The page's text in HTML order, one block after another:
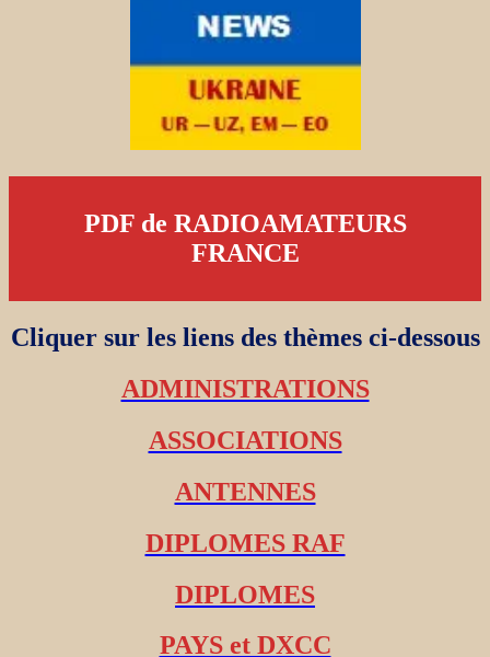
PDF de RADIOAMATEURS
FRANCE
Cliquer sur les liens des thèmes ci-dessous
ADMINISTRATIONS
ASSOCIATIONS
ANTENNES
DIPLOMES RAF
DIPLOMES
PAYS et DXCC